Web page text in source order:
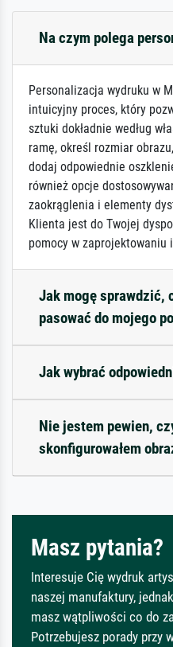
Na czym polega
Personalizacja wydruku w
intuicyjny proces, który
sztuki dokładnie według
ramę, określ rozmiar
dodaj odpowiednie
również opcje
zaokrąglenia i elementy
Klienta jest do Twojej
pomocy w zaprojektowaniu
Jak mogę sprawdzić,
pasować do mojego
Jak wybrać
Nie jestem pewien,
skonfigurowałem
Masz pytania?
Interesuje Cię wydruk
naszej manufaktury,
masz wątpliwości co do
Potrzebujesz porady przy